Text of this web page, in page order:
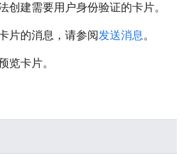
创建需要用户身份验证的卡片。
片的消息，请参阅发送消息。
览卡片。